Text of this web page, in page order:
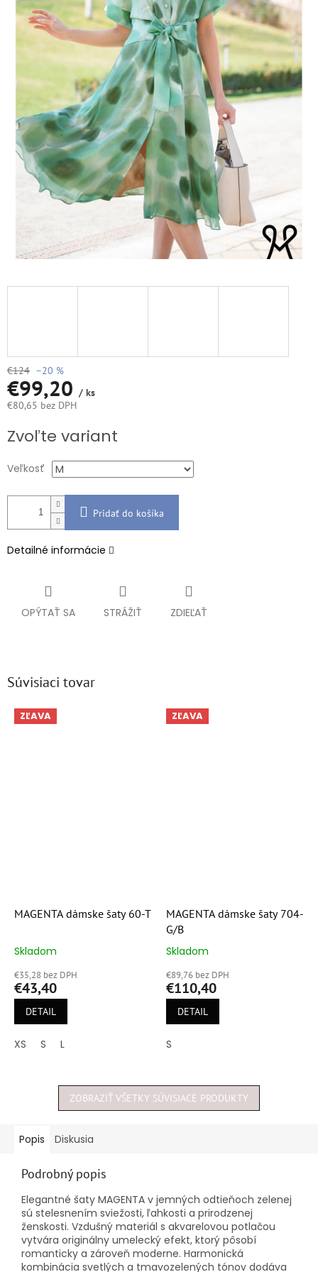
€124 –20 %
€99,20 / ks
€80,65 bez DPH
cena:
Zvoľte variant
Veľkosť
Pridať do košíka
Detailné informácie
OPÝTAŤ SA STRÁŽIŤ ZDIEĽAŤ
Súvisiaci tovar
ZĽAVA
MAGENTA dámske šaty 60-T
Priemerné
produktu
je
5,0
hviezdičiek.
Skladom
€35,28 bez DPH
€43,40
DETAIL
XS S L
ZĽAVA
MAGENTA dámske šaty 704-
G/B
Priemerné
produktu
je
5,0
hviezdičiek.
Skladom
€89,76 bez DPH
€110,40
DETAIL
S
ZOBRAZIŤ VŠETKY SÚVISIACE PRODUKTY
Popis Diskusia
Podrobný popis
Elegantné šaty MAGENTA v jemných odtieňoch zelenej
sú stelesnením sviežosti, ľahkosti a prirodzenej
ženskosti. Vzdušný materiál s akvarelovou potlačou
vytvára originálny umelecký efekt, ktorý pôsobí
romanticky a zároveň moderne. Harmonická
kombinácia svetlých a tmavozelených tónov dodáva